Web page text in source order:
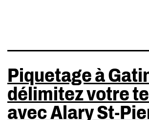
Piquetage à
délimitez votre
avec Alary St-